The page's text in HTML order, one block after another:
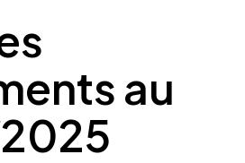
au